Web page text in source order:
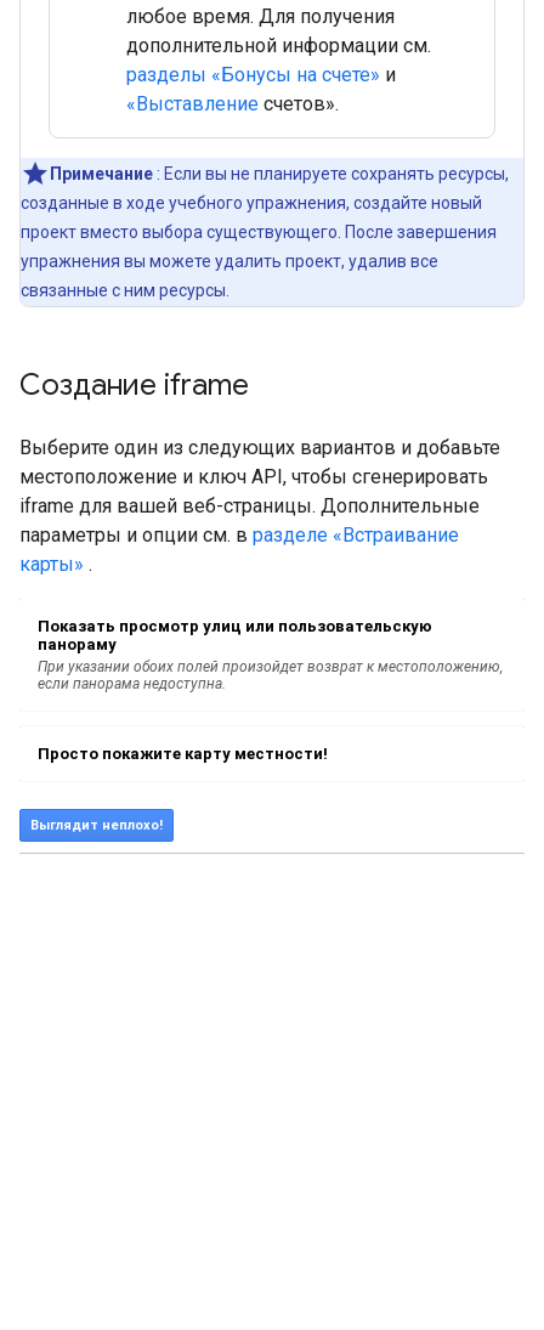
любое время. Для получения
дополнительной информации см.
разделы «Бонусы на счете» и
«Выставление счетов».
Примечание : Если вы не планируете сохранять ресурсы,
созданные в ходе учебного упражнения, создайте новый
проект вместо выбора существующего. После завершения
упражнения вы можете удалить проект, удалив все
связанные с ним ресурсы.
Создание iframe
Выберите один из следующих вариантов и добавьте
местоположение и ключ API, чтобы сгенерировать
iframe для вашей веб-страницы. Дополнительные
параметры и опции см. в разделе «Встраивание
карты» .